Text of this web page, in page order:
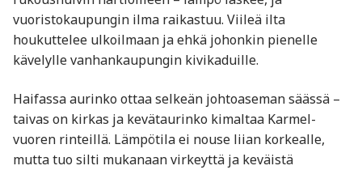
vuoristokaupungin ilma raikastuu. Viileä ilta
houkuttelee ulkoilmaan ja ehkä johonkin pienelle
kävelylle vanhankaupungin kivikaduille.
Haifassa aurinko ottaa selkeän johtoaseman säässä –
taivas on kirkas ja kevätaurinko kimaltaa Karmel-
vuoren rinteillä. Lämpötila ei nouse liian korkealle,
mutta tuo silti mukanaan virkeyttä ja keväistä